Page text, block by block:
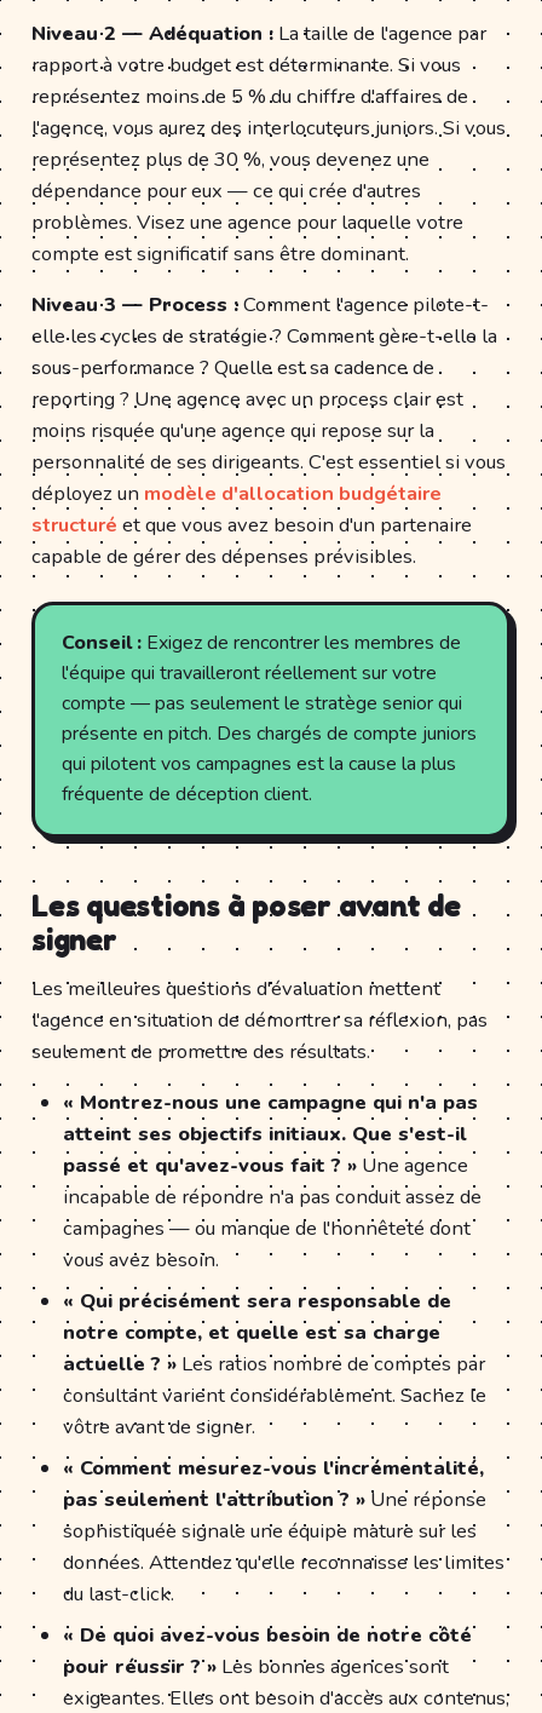
Niveau 2 — Adéquation : La taille de l'agence par
rapport à votre budget est déterminante. Si vous
représentez moins de 5 % du chiffre d'affaires de
l'agence, vous aurez des interlocuteurs juniors. Si vous
représentez plus de 30 %, vous devenez une
dépendance pour eux — ce qui crée d'autres
problèmes. Visez une agence pour laquelle votre
compte est significatif sans être dominant.
Niveau 3 — Process :Comment l'agence pilote-t-
elle les cycles de stratégie ? Comment gère-t-elle la
sous-performance ? Quelle est sa cadence de
reporting ? Une agence avec un process clair est
moins risquée qu'une agence qui repose sur la
personnalité de ses dirigeants. C'est essentiel si vous
déployez un modèle d'allocation budgétaire
structuré et que vous avez besoin d'un partenaire
capable de gérer des dépenses prévisibles.
Conseil :Exigez de rencontrer les membres de
l'équipe qui travailleront réellement sur votre
compte — pas seulement le stratège senior qui
présente en pitch. Des chargés de compte juniors
qui pilotent vos campagnes est la cause la plus
fréquente de déception client.
Les questions à poser avant de
signer
Les meilleures questions d'évaluation mettent
l'agence en situation de démontrer sa réflexion, pas
seulement de promettre des résultats.
« Montrez-nous une campagne qui n'a pas
atteint ses objectifs initiaux. Que s'est-il
passé et qu'avez-vous fait ? » Une agence
incapable de répondre n'a pas conduit assez de
campagnes — ou manque de l'honnêteté dont
vous avez besoin.
« Qui précisément sera responsable de
notre compte, et quelle est sa charge
actuelle ? » Les ratios nombre de comptes par
consultant varient considérablement. Sachez le
vôtre avant de signer.
« Comment mesurez-vous l'incrémentalité,
pas seulement l'attribution ? » Une réponse
sophistiquée signale une équipe mature sur les
données. Attendez qu'elle reconnaisse les limites
du last-click.
« De quoi avez-vous besoin de notre côté
pour réussir ? » Les bonnes agences sont
exigeantes. Elles ont besoin d'accès aux contenus,